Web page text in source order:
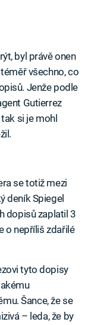
byl právě onen
všechno, co
Jenže podle
Gutierrez
si je mohl
se totiž mezi
deník Spiegel
dopisů zaplatil 3
o nepříliš zdařilé
tyto dopisy
Šance, že se
– leda, že by